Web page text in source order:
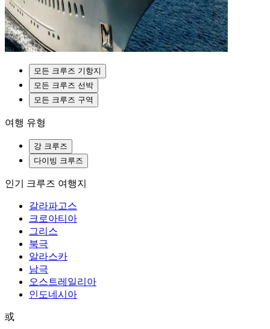
모든 크루즈 기항지
모든 크루즈 선박
모든 크루즈 구역
여행 유형
강 크루즈
다이빙 크루즈
인기 크루즈 여행지
갈라파고스
크로아티아
그리스
북극
알라스카
남극
오스트레일리아
인도네시아
或